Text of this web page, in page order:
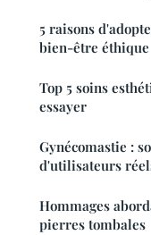
5 raisons
bien-être éthique
Top 5 soins
essayer
Gynécomastie :
d'utilisateurs
Hommages
pierres tombales